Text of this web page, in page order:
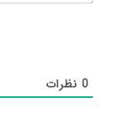
0نظرات